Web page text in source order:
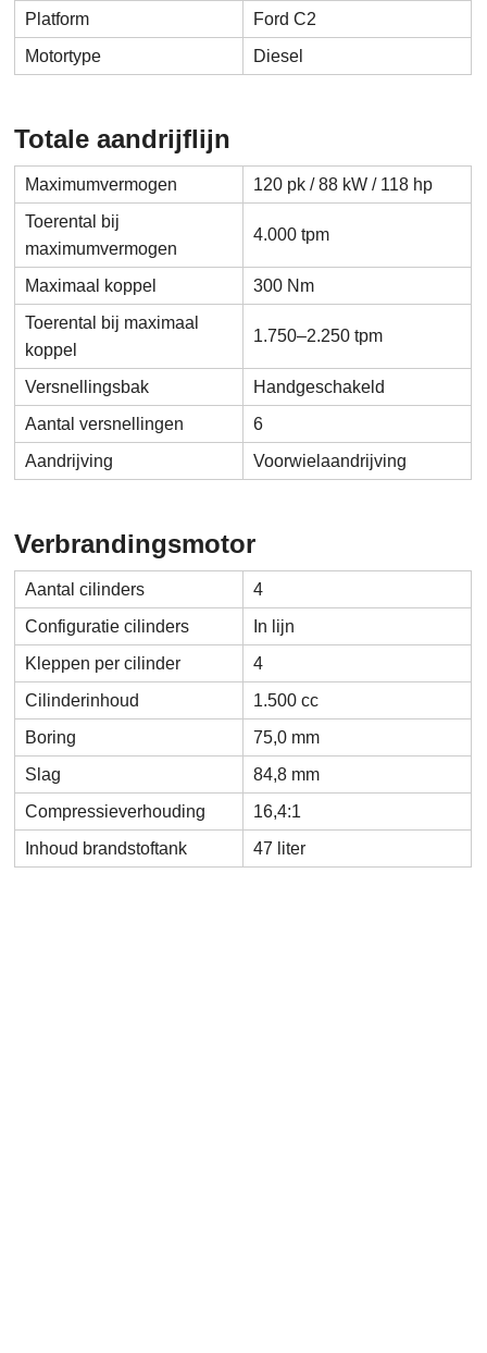
Platform
Ford C2
Motortype
Diesel
Totale aandrijflijn
Maximumvermogen
120 pk / 88 kW / 118 hp
Toerental bij
maximumvermogen
4.000 tpm
Maximaal koppel
300 Nm
Toerental bij maximaal
koppel
1.750–2.250 tpm
Versnellingsbak
Handgeschakeld
Aantal versnellingen
6
Aandrijving
Voorwielaandrijving
Verbrandingsmotor
Aantal cilinders
4
Configuratie cilinders
In lijn
Kleppen per cilinder
4
Cilinderinhoud
1.500 cc
Boring
75,0 mm
Slag
84,8 mm
Compressieverhouding
16,4:1
Inhoud brandstoftank
47 liter